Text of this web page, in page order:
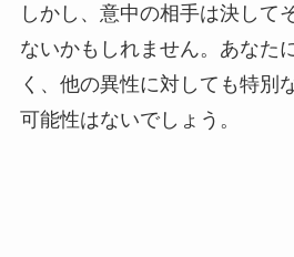
しかし、意中の相手は決して
ないかもしれません。あなた
く、他の異性に対しても特別
可能性はないでしょう。